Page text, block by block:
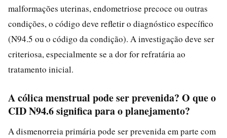
malformações uterinas, endometriose precoce ou outras
condições, o código deve refletir o diagnóstico específico
(N94.5 ou o código da condição). A investigação deve ser
criteriosa, especialmente se a dor for refratária ao
tratamento inicial.
A cólica menstrual pode ser prevenida? O que o
CID N94.6 significa para o planejamento?
A dismenorreia primária pode ser prevenida em parte com